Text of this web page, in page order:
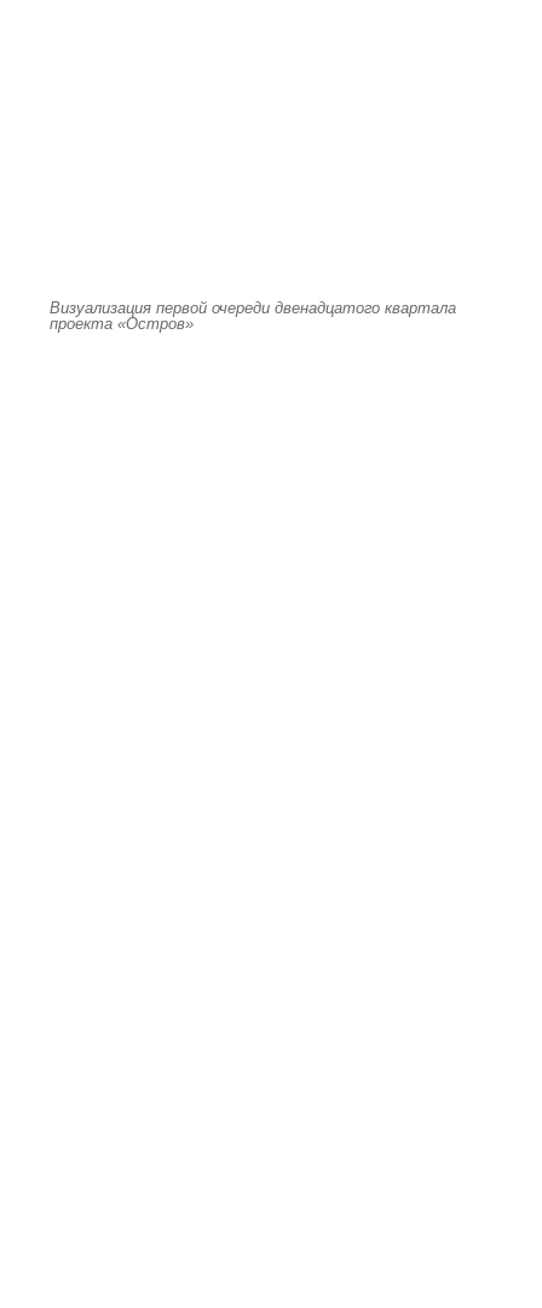
Визуализация первой очереди двенадцатого квартала
проекта «Остров»